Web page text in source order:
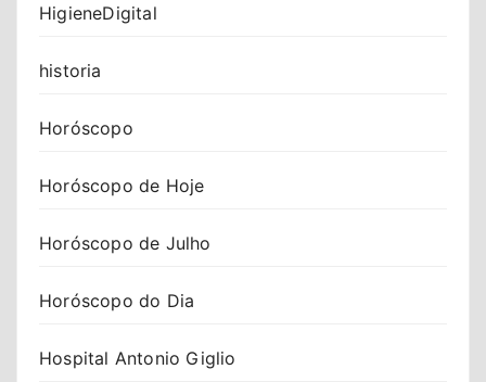
HigieneDigital
historia
Horóscopo
Horóscopo de Hoje
Horóscopo de Julho
Horóscopo do Dia
Hospital Antonio Giglio